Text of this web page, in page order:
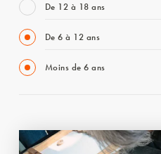
De 12 à 18 ans
De 6 à 12 ans
Moins de 6 ans